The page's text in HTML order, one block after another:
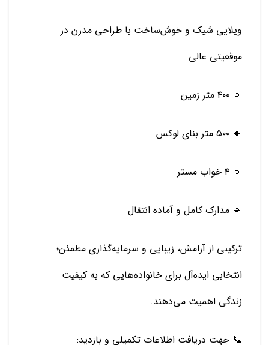
ویلایی شیک و خوش‌ساخت با طراحی مدرن در
موقعیتی عالی
🔹 ۴۰۰ متر زمین
🔹 ۵۰۰ متر بنای لوکس
🔹 ۴ خواب مستر
🔹 مدارک کامل و آماده انتقال
ترکیبی از آرامش، زیبایی و سرمایه‌گذاری مطمئن؛
انتخابی ایده‌آل برای خانواده‌هایی که به کیفیت
زندگی اهمیت می‌دهند.
📞 جهت دریافت اطلاعات تکمیلی و بازدید: